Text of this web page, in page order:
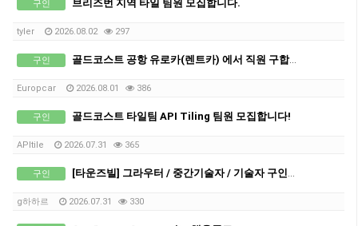
구인 브리즈번 지역 타일 팀원 모집합니다.
tyIer 2026.08.02 297
구인 골드코스트 공항 유로카(렌트카) 에서 직원 구합니다
Europcar 2026.08.01 386
구인 골드코스트 타일팀 API Tiling 팀원 모집합니다!
APItile 2026.07.31 365
구인 [타운즈빌] 그라우터 / 중간기술자 / 기술자 구인합니다.
g하하르 2026.07.31 330